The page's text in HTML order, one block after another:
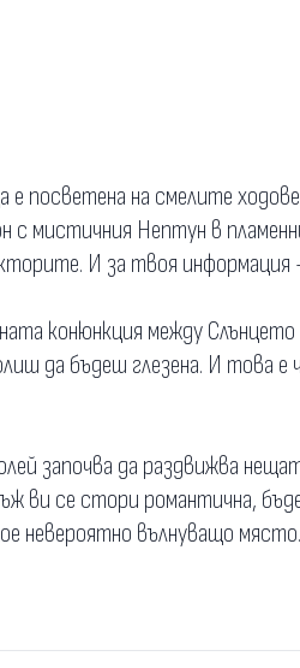
е посветена на смелите
с мистичния Нептун в
И за твоя
конюнкция между
да бъдеш глезена. И това
започва да раздвижва
ви се стори романтична,
невероятно вълнуващо място.